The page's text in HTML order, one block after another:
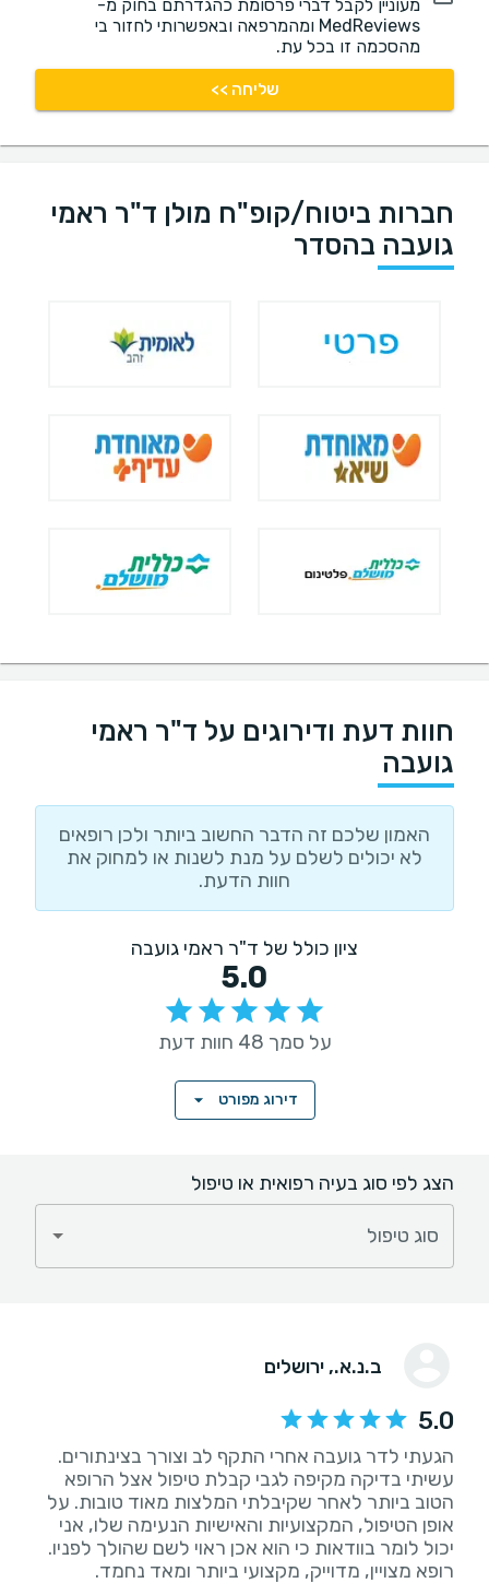
מעוניין לקבל דברי פרסומת כהגדרתם בחוק מ-
MedReviews ומהמרפאה ובאפשרותי לחזור בי
מהסכמה זו בכל עת.
שליחה >>
חברות ביטוח/קופ"ח מולן ד"ר ראמי
גועבה בהסדר
חוות דעת ודירוגים על ד"ר ראמי
גועבה
האמון שלכם זה הדבר החשוב ביותר ולכן רופאים
לא יכולים לשלם על מנת לשנות או למחוק את
חוות הדעת.
ציון כולל של ד"ר ראמי גועבה
5.0
על סמך 48 חוות דעת
דירוג מפורט
הצג לפי סוג בעיה רפואית או טיפול
סוג טיפול
ב.נ.א., ירושלים
5.0
עשיתי בדיקה מקיפה לגבי קבלת טיפול אצל הרופא
הטוב ביותר לאחר שקיבלתי המלצות מאוד טובות. על
אופן הטיפול, המקצועיות והאישיות הנעימה שלו, אני
רופא מצויין, מדוייק, מקצועי ביותר ומאד נחמד.